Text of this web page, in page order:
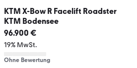
KTM X-Bow R Facelift Roadster
KTM Bodensee
96.900 €
19% MwSt.
Ohne Bewertung